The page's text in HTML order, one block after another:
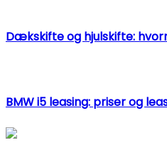
Dækskifte og hjulskifte:
BMW i5 leasing: priser og